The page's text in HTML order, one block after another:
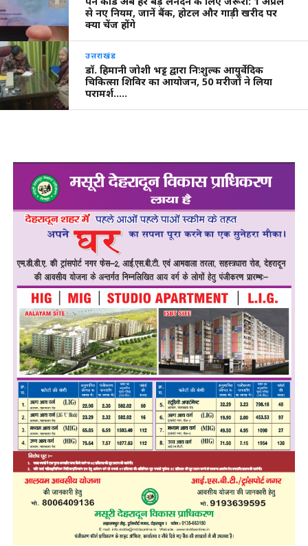
से नए नियम, जानें बैंक, होटल और गाड़ी खरीद पर
क्या चेंज होंगे
उत्तराखंड
डॉ. हिमानी जोशी भट्ट द्वारा निःशुल्क आयुर्वेदिक
चिकित्सा शिविर का आयोजन, 50 मरीजों ने लिया
परामर्श…..